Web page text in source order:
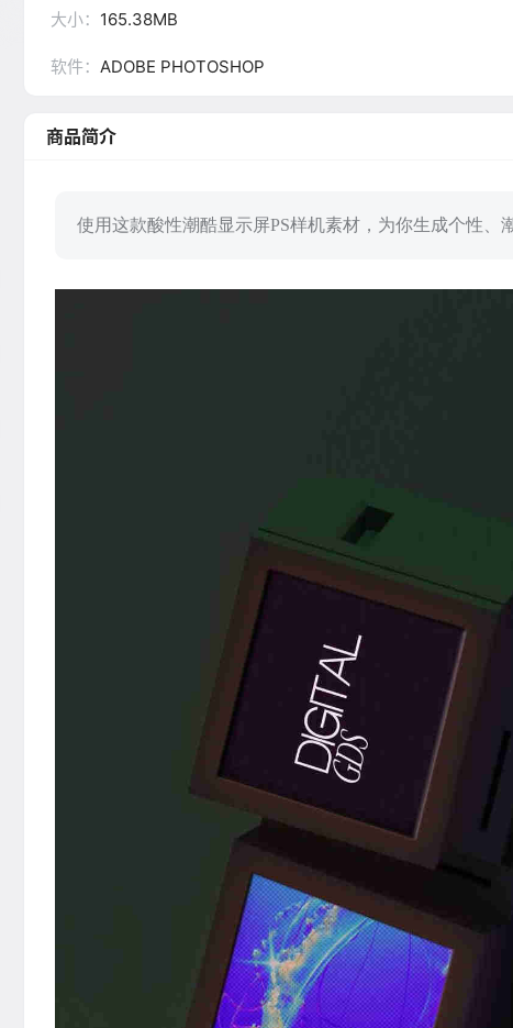
大小： 165.38MB
软件： ADOBE PHOTOSHOP
商品简介
使用这款酸性潮酷显示屏PS样机素材，为你生成个性、